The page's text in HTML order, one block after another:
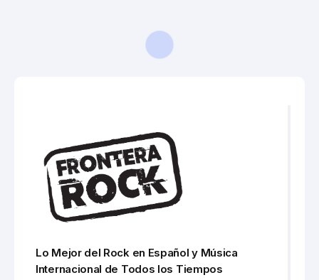
ROCK INTERNACIONAL
Rush volvió anoche al mismo
escenario donde se despidió, y lo
primero que tocó lo dice todo
Rush regresó al Kia Forum de Los Ángeles once años
después de su despedida en el R40 Tour. La primera